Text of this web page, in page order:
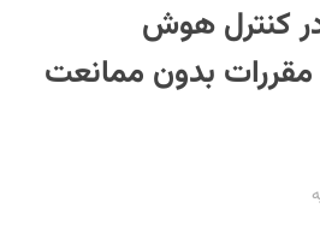
کنترل هوش
بدون ممانعت